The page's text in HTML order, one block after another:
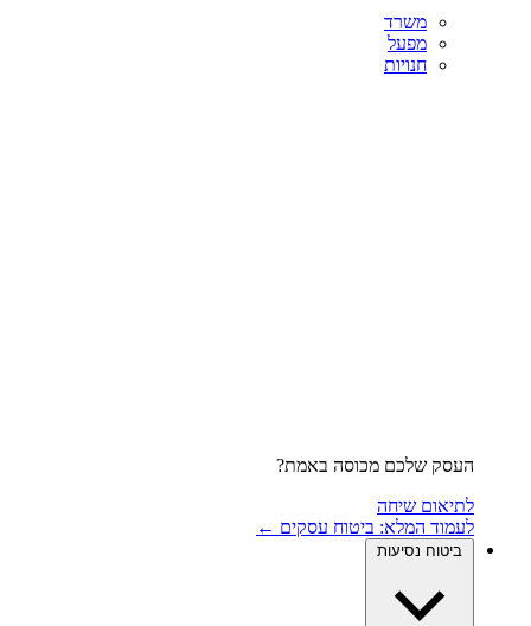
משרד
מפעל
חנויות
העסק שלכם מכוסה באמת?
לתיאום שיחה
לעמוד המלא: ביטוח עסקים ←
ביטוח נסיעות